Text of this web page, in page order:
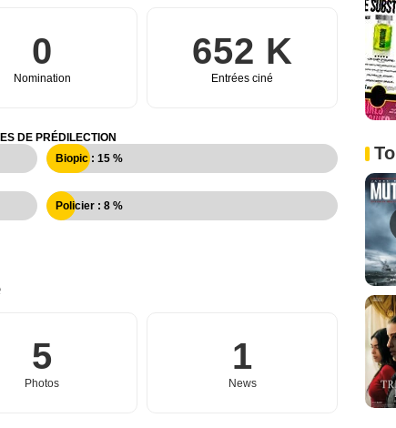
0
Nomination
652 K
Entrées ciné
DE PRÉDILECTION
Biopic : 15 %
Policier : 8 %
5
Photos
1
News